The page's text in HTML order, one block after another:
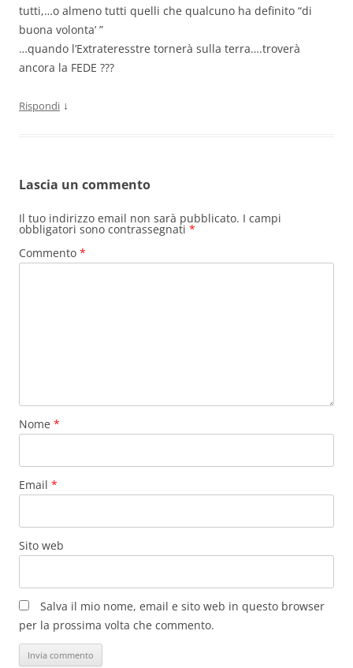
tutti,…o almeno tutti quelli che qualcuno ha definito “di
buona volonta’ ”
…quando l’Extrateresstre tornerà sulla terra….troverà
ancora la FEDE ???
Rispondi ↓
Lascia un commento
Il tuo indirizzo email non sarà pubblicato. I campi
obbligatori sono contrassegnati *
Commento *
Nome *
Email *
Sito web
Salva il mio nome, email e sito web in questo browser
per la prossima volta che commento.